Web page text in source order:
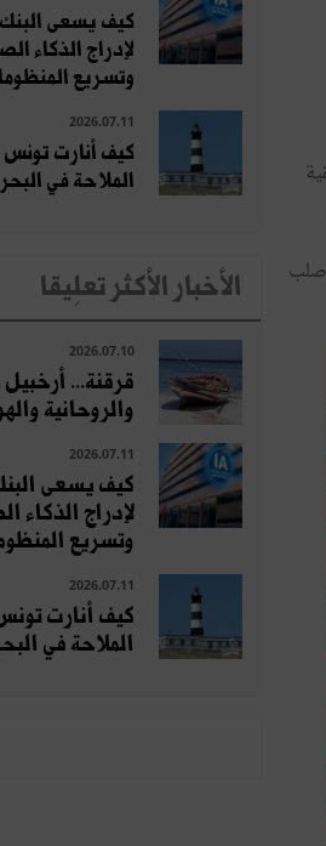
صلب
كيف يسعى البنك
لإدراج الذكاء
وتسريع
2026.07.11
كيف أنارت تونس
الملاحة في
الأخبار الأكثر تعلِيقا
2026.07.10
قرقنة...
والروحانية
2026.07.11
كيف يسعى
لإدراج الذكاء
وتسريع
2026.07.11
كيف أنارت
الملاحة في